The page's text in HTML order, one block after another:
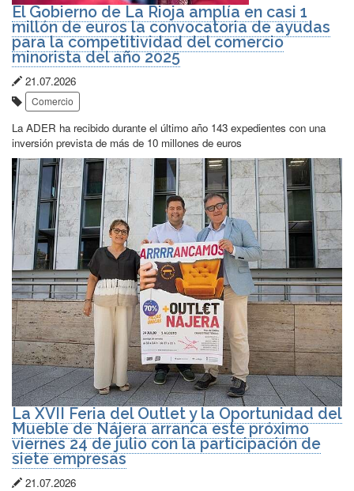
El Gobierno de La Rioja amplía en casi 1
millón de euros la convocatoria de ayudas
para la competitividad del comercio
minorista del año 2025
Fecha
de
publicación:
21.07.2026
Etiquetas:
Comercio
La ADER ha recibido durante el último año 143 expedientes con una
inversión prevista de más de 10 millones de euros
La XVII Feria del Outlet y la Oportunidad del
Mueble de Nájera arranca este próximo
viernes 24 de julio con la participación de
siete empresas
Fecha
21.07.2026